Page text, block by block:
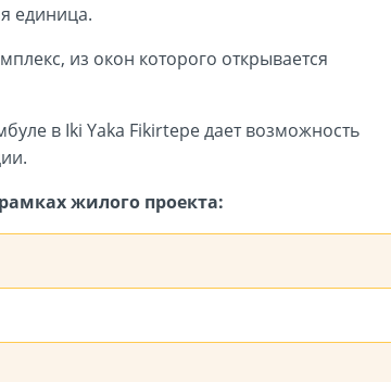
единица.
из окон которого открывается
в Iki Yaka Fikirtepe дает возможность
жилого проекта: